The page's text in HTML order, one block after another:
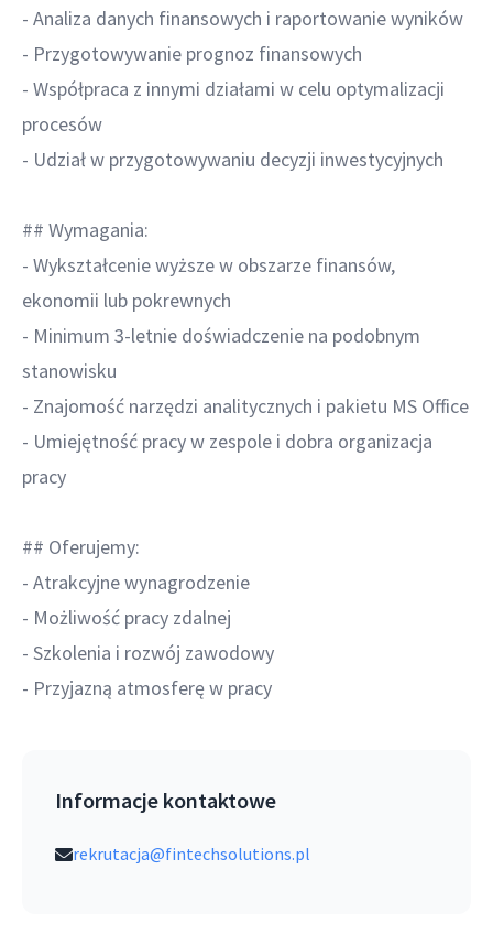
- Analiza danych finansowych i raportowanie wyników
- Przygotowywanie prognoz finansowych
- Współpraca z innymi działami w celu optymalizacji
procesów
- Udział w przygotowywaniu decyzji inwestycyjnych
## Wymagania:
- Wykształcenie wyższe w obszarze finansów,
ekonomii lub pokrewnych
- Minimum 3-letnie doświadczenie na podobnym
stanowisku
- Znajomość narzędzi analitycznych i pakietu MS Office
- Umiejętność pracy w zespole i dobra organizacja
pracy
## Oferujemy:
- Atrakcyjne wynagrodzenie
- Możliwość pracy zdalnej
- Szkolenia i rozwój zawodowy
- Przyjazną atmosferę w pracy
Informacje kontaktowe
rekrutacja@fintechsolutions.pl